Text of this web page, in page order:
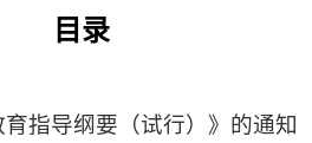
目录
育指导纲要（试行）》的通知